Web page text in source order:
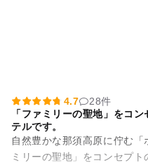
4.7
28件
「ファミリーの聖地」をコ
テルです。
自然豊かな那須高原に佇む
ミリーの聖地」をコンセプ